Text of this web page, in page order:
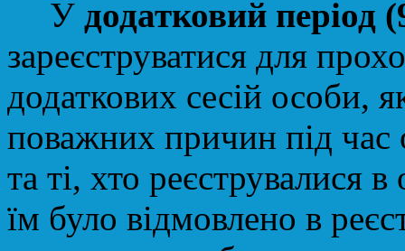
Удодатковий період
зареєструватися для
додаткових сесій особи,
поважних причин під час
та ті, хто реєструвалися
їм було відмовлено в